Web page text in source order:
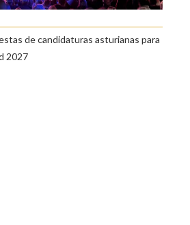
de candidaturas asturianas para
2027